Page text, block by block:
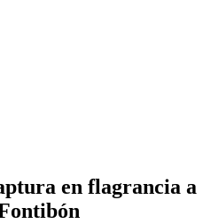
en flagrancia a